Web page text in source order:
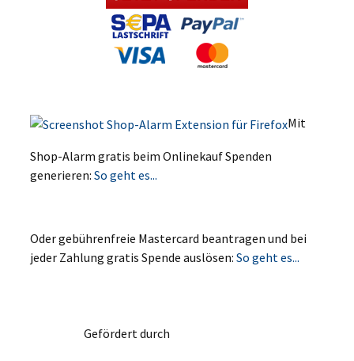
Mit
Shop-Alarm gratis beim Onlinekauf Spenden
generieren:So geht es...
Oder gebührenfreie Mastercard beantragen und bei
jeder Zahlung gratis Spende auslösen:So geht es...
Gefördert durch